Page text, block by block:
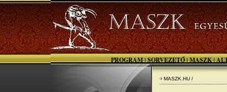
PROGRAM | SORVEZETŐ | MASZK |
MASZK.HU /